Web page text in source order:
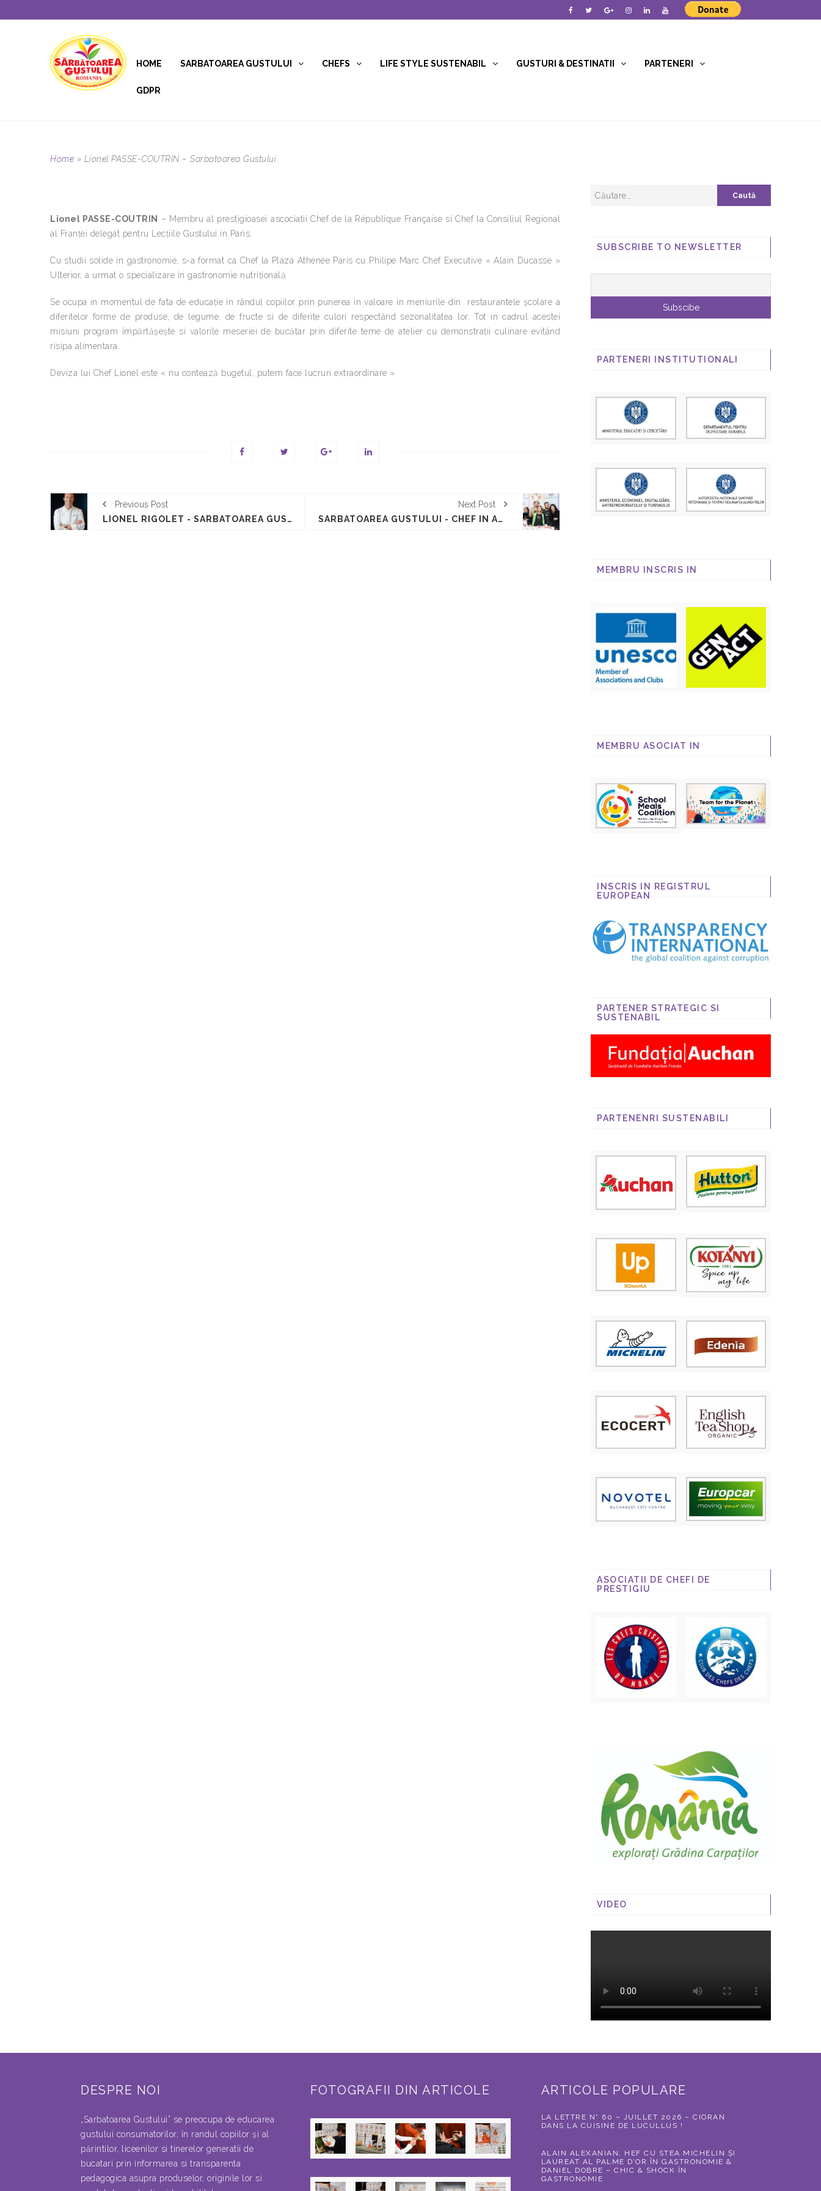
HOME SARBATOAREA GUSTULUI CHEFS LIFE STYLE SUSTENABIL GUSTURI & DESTINATII PARTENERI
GDPR
Home » Lionel PASSE-COUTRIN – Sarbatoarea Gustului
Lionel PASSE-COUTRIN
– Membru al prestigioasei ascociatii Chef de la République Française si Chef la Consiliul Regional
al Franței delegat pentru Lecțiile Gustului in Paris.
Cu studii solide in gastronomie, s-a format ca Chef la Plaza Athénée Paris cu Philipe Marc Chef Executive « Alain Ducasse »
Ulterior, a urmat o specializare in gastronomie nutrițională
Se ocupa in momentul de fata de educație in rândul copiilor prin punerea in valoare in meniurile din restaurantele școlare a
diferitelor forme de produse, de legume, de fructe si de diferite culori respectând sezonalitatea lor. Tot in cadrul acestei
misiuni program împărtășește si valorile meseriei de bucătar prin diferite teme de atelier cu demonstrații culinare evitând
risipa alimentara.
Deviza lui Chef Lionel este « nu contează bugetul, putem face lucruri extraordinare »
Previous Post
LIONEL RIGOLET - SARBATOAREA GUSTULUI
Next Post
SARBATOAREA GUSTULUI - CHEF IN ASE
SUBSCRIBE TO NEWSLETTER
PARTENERI INSTITUTIONALI
MEMBRU INSCRIS IN
MEMBRU ASOCIAT IN
INSCRIS IN REGISTRUL
EUROPEAN
PARTENER STRATEGIC SI
SUSTENABIL
PARTENENRI SUSTENABILI
ASOCIATII DE CHEFI DE
PRESTIGIU
VIDEO
DESPRE NOI
„Sarbatoarea Gustului” se preocupa de educarea
gustului consumatorilor, în randul copiilor şi al
părintilor, liceenilor si tinerelor generatii de
bucatari prin informarea si transparenta
pedagogica asupra produselor, originile lor si
FOTOGRAFII DIN ARTICOLE ARTICOLE POPULARE
LA LETTRE N° 60 – JUILLET 2026 – CIORAN
DANS LA CUISINE DE LUCULLUS !
ALAIN ALEXANIAN, HEF CU STEA MICHELIN ȘI
LAUREAT AL PALME D’OR ÎN GASTRONOMIE &
DANIEL DOBRE – CHIC & SHOCK ÎN
GASTRONOMIE